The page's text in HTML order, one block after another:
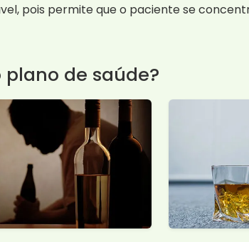
pois permite que o paciente se
de saúde?